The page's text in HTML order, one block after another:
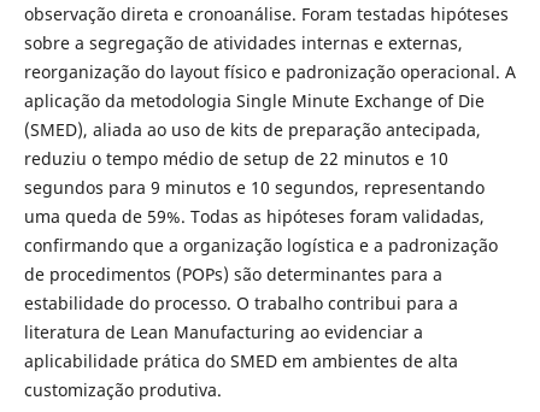
observação direta e cronoanálise. Foram testadas hipóteses
sobre a segregação de atividades internas e externas,
reorganização do layout físico e padronização operacional. A
aplicação da metodologia Single Minute Exchange of Die
(SMED), aliada ao uso de kits de preparação antecipada,
reduziu o tempo médio de setup de 22 minutos e 10
segundos para 9 minutos e 10 segundos, representando
uma queda de 59%. Todas as hipóteses foram validadas,
confirmando que a organização logística e a padronização
de procedimentos (POPs) são determinantes para a
estabilidade do processo. O trabalho contribui para a
literatura de Lean Manufacturing ao evidenciar a
aplicabilidade prática do SMED em ambientes de alta
customização produtiva.